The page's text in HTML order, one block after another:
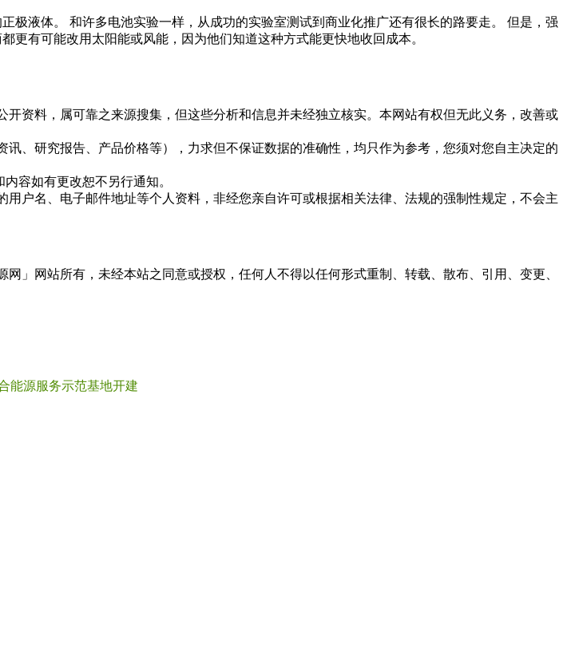
极液体。 和许多电池实验一样，从成功的实验室测试到商业化推广还有很长的路要走。 但是，强
有可能改用太阳能或风能，因为他们知道这种方式能更快地收回成本。
资料，属可靠之来源搜集，但这些分析和信息并未经独立核实。本网站有权但无此义务，改善或
、研究报告、产品价格等），力求但不保证数据的准确性，均只作为参考，您须对您自主决定的
容如有更改恕不另行通知。
户名、电子邮件地址等个人资料，非经您亲自许可或根据相关法律、法规的强制性规定，不会主
网」网站所有，未经本站之同意或授权，任何人不得以任何形式重制、转载、散布、引用、变更、
能源服务示范基地开建